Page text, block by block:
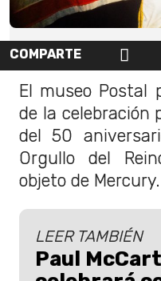
COMPARTE
El museo Postal
de la celebración
del 50
Orgullo del
objeto de Mercury.
LEER TAMBIÉN
Paul